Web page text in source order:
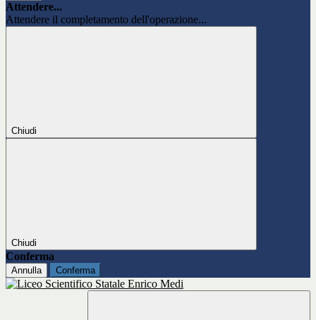
Attendere...
Attendere il completamento dell'operazione...
Chiudi
Chiudi
Conferma
Annulla Conferma